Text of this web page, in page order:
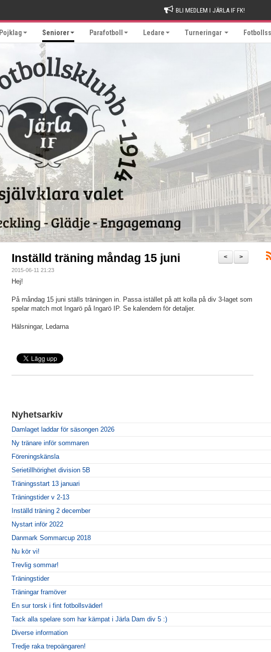
BLI MEDLEM I JÄRLA IF FK!
Pojklag Seniorer Parafotboll Ledare Turneringar
>
<
Inställd träning måndag 15 juni
2015-06-11 21:23
Hej!
På måndag 15 juni ställs träningen in. Passa istället på att kolla på div 3-laget som
spelar match mot Ingarö på Ingarö IP. Se kalendern för detaljer.
Hälsningar, Ledarna
Nyhetsarkiv
Damlaget laddar för säsongen 2026
Ny tränare inför sommaren
Föreningskänsla
Serietillhörighet division 5B
Träningsstart 13 januari
Träningstider v 2-13
Inställd träning 2 december
Nystart inför 2022
Danmark Sommarcup 2018
Nu kör vi!
Trevlig sommar!
Träningstider
Träningar framöver
En sur torsk i fint fotbollsväder!
Tack alla spelare som har kämpat i Järla Dam div 5 :)
Diverse information
Tredje raka trepoängaren!